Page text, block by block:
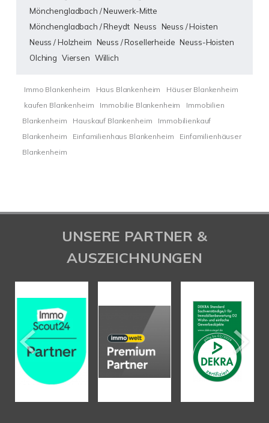
Mönchengladbach / Neuwerk-Mitte
Mönchengladbach / Rheydt Neuss Neuss / Hoisten
Neuss / Holzheim Neuss / Rosellerheide Neuss-Hoisten
Olching Viersen Willich
Immo Blankenheim Haus Blankenheim
Häuser Blankenheim
kaufen Blankenheim
Immobilie Blankenheim
Immobilien
Blankenheim
Hauskauf Blankenheim
Immobilienkauf
Blankenheim
Einfamilienhaus Blankenheim
Einfamilienhäuser
Blankenheim
UNSERE PARTNER &
AUSZEICHNUNGEN